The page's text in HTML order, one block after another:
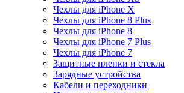
Чехлы для iPhone X
Чехлы для iPhone 8 Plus
Чехлы для iPhone 8
Чехлы для iPhone 7 Plus
Чехлы для iPhone 7
Защитные пленки и стекла
Зарядные устройства
Кабели и переходники